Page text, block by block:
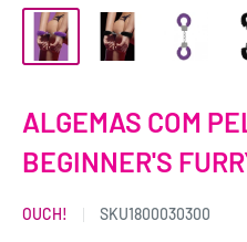
ALGEMAS COM
BEGINNER'S
OUCH! SKU1800030300